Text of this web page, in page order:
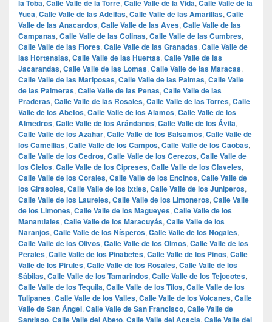
la Toba, Calle Valle de la Torre, Calle Valle de la Vida, Calle Valle de la
Yuca, Calle Valle de las Adelfas, Calle Valle de las Amarillas, Calle
Valle de las Anacardos, Calle Valle de las Aves, Calle Valle de las
Campanas, Calle Valle de las Colinas, Calle Valle de las Cumbres,
Calle Valle de las Flores, Calle Valle de las Granadas, Calle Valle de
las Hortensias, Calle Valle de las Huertas, Calle Valle de las
Jacarandas, Calle Valle de las Lomas, Calle Valle de las Maracas,
Calle Valle de las Mariposas, Calle Valle de las Palmas, Calle Valle
de las Palmeras, Calle Valle de las Penas, Calle Valle de las
Praderas, Calle Valle de las Rosales, Calle Valle de las Torres, Calle
Valle de los Abetos, Calle Valle de los Alamos, Calle Valle de los
Almedros, Calle Valle de los Arándanos, Calle Valle de los Ávila,
Calle Valle de los Azahar, Calle Valle de los Balsamos, Calle Valle de
los Camellias, Calle Valle de los Campos, Calle Valle de los Caobas,
Calle Valle de los Cedros, Calle Valle de los Cerezos, Calle Valle de
los Cielos, Calle Valle de los Cipreses, Calle Valle de los Claveles,
Calle Valle de los Corales, Calle Valle de los Encinos, Calle Valle de
los Girasoles, Calle Valle de los Ixtles, Calle Valle de los Juníperos,
Calle Valle de los Laureles, Calle Valle de los Limoneros, Calle Valle
de los Limones, Calle Valle de los Magueyes, Calle Valle de los
Manantiales, Calle Valle de los Maracuyás, Calle Valle de los
Naranjos, Calle Valle de los Nísperos, Calle Valle de los Nogales,
Calle Valle de los Olivos, Calle Valle de los Olmos, Calle Valle de los
Perales, Calle Valle de los Pinabetes, Calle Valle de los Pinos, Calle
Valle de los Pirules, Calle Valle de los Rosales, Calle Valle de los
Sábilas, Calle Valle de los Tamarindos, Calle Valle de los Tejocotes,
Calle Valle de los Tequila, Calle Valle de los Tilos, Calle Valle de los
Tulipanes, Calle Valle de los Valles, Calle Valle de los Volcanes, Calle
Valle de San Ángel, Calle Valle de San Francisco, Calle Valle de
Santiago, Calle Valle del Abeto, Calle Valle del Acacia, Calle Valle del